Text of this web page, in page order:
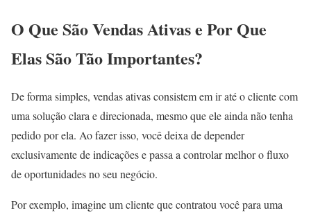
O Que São Vendas Ativas e Por Que
Elas São Tão Importantes?
De forma simples, vendas ativas consistem em ir até o cliente com
uma solução clara e direcionada, mesmo que ele ainda não tenha
pedido por ela. Ao fazer isso, você deixa de depender
exclusivamente de indicações e passa a controlar melhor o fluxo
de oportunidades no seu negócio.
Por exemplo, imagine um cliente que contratou você para uma